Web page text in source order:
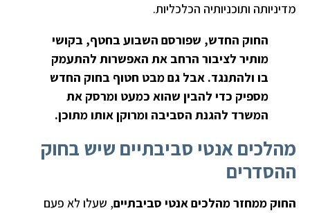
מדיניותה ותוכניותיה הכלכליות.
החוק החדש, שפורסם השבוע בחטף, בקושי
מותיר לציבור הרחב את האפשרות להתעמק
בו ולהתנגד. אבל גם מבט חטוף בחוק החדש
מספיק כדי להבין שהוא כמעט ומרסק את
המשרד להגנת הסביבה ומרוקן אותו מתוכן.
מהלכים אנטי סביבתיים שיש בחוק
ההסדרים
החוק ממחזר מהלכים אנטי סביבתיים, שעלו לא פעם